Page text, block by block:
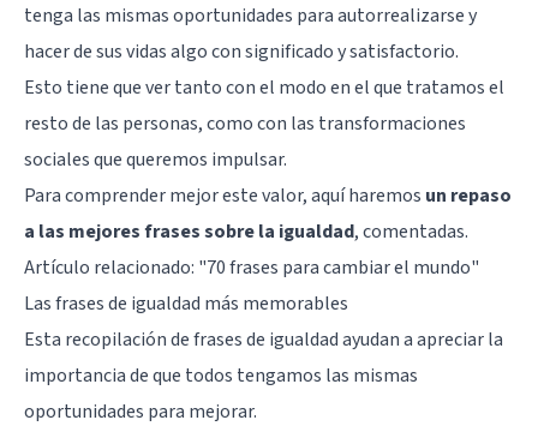
tenga las mismas oportunidades para autorrealizarse y
hacer de sus vidas algo con significado y satisfactorio.
Esto tiene que ver tanto con el modo en el que tratamos el
resto de las personas, como con las transformaciones
sociales que queremos impulsar.
Para comprender mejor este valor, aquí haremos un repaso
a las mejores frases sobre la igualdad, comentadas.
Artículo relacionado: "70 frases para cambiar el mundo"
Las frases de igualdad más memorables
Esta recopilación de frases de igualdad ayudan a apreciar la
importancia de que todos tengamos las mismas
oportunidades para mejorar.